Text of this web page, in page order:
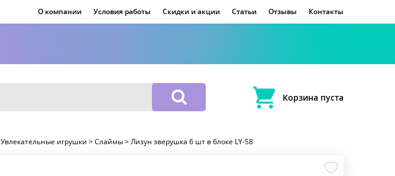
О компании Условия работы Скидки и акции Статьи Отзывы Контакты
Корзина пуста
Увлекательные игрушки > Слаймы > Лизун зверушка 6 шт в блоке LY-58